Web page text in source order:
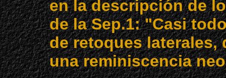
en la descripción de
de la Sep.1: "Casi
de retoques laterales,
una reminiscencia